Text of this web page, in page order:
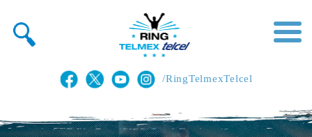
/RingTelmexTelcel